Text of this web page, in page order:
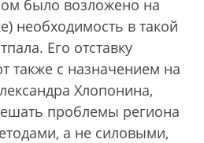
было возложено на
необходимость в такой
Его отставку
также с назначением на
Хлопонина,
проблемы региона
а не силовыми,